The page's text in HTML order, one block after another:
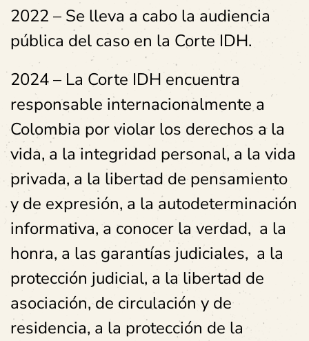
2022 – Se lleva a cabo la audiencia
pública del caso en la Corte IDH.
2024 – La Corte IDH encuentra
responsable internacionalmente a
Colombia por violar los derechos a la
vida, a la integridad personal, a la vida
privada, a la libertad de pensamiento
y de expresión, a la autodeterminación
informativa, a conocer la verdad, a la
honra, a las garantías judiciales, a la
protección judicial, a la libertad de
asociación, de circulación y de
residencia, a la protección de la